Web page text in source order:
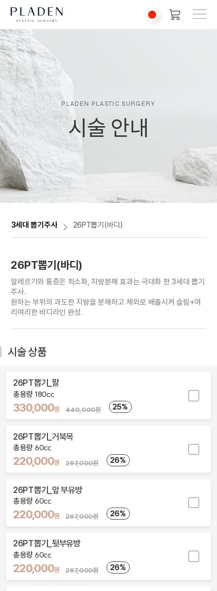
PLADEN PLASTIC SURGERY
시술 안내
3세대 뽑기주사 26PT뽑기(바디)
26PT뽑기(바디)
알레르기와 통증은 최소화, 지방분해 효과는 극대화 한 3세대 뽑기
주사.
원하는 부위의 과도한 지방을 분해하고 체외로 배출시켜 슬림+여
리여리한 바디라인 완성.
시술 상품
26PT뽑기_팔
총용량 180cc
330,000원 440,000원 25%
26PT뽑기_거북목
총용량 60cc
220,000원 297,000원 26%
26PT뽑기_앞 부유방
총용량 60cc
220,000원 297,000원 26%
26PT뽑기_뒷부유방
총용량 60cc
220,000원 297,000원 26%